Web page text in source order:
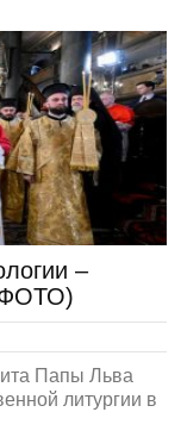
–
ФОТО)
Папы Льва
литургии в